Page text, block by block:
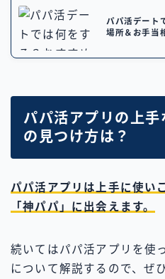
パパ活デート
場所＆お手当
パパ活アプリの上
の見つけ方は？
パパ活アプリは上手に使い
「神パパ」に出会えます。
続いてはパパ活アプリを使
について解説するので、ぜ